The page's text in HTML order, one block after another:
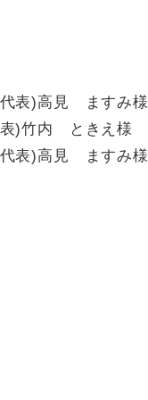
表)高見 ますみ様
)竹内 ときえ様
表)高見 ますみ様